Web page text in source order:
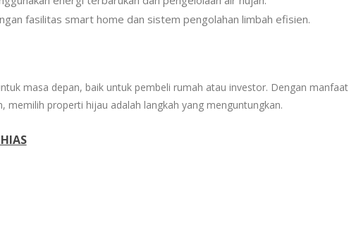
fasilitas smart home dan sistem pengolahan limbah efisien.
masa depan, baik untuk pembeli rumah atau investor. Dengan manfaat
properti hijau adalah langkah yang menguntungkan.